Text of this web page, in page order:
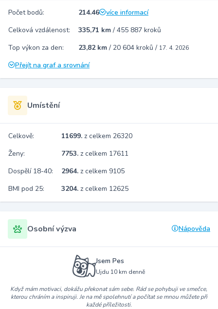
Počet bodů: 214.46
více informací
Celková vzdálenost:
335,71 km / 455 887 kroků
Top výkon za den:
23,82 km / 20 604 kroků / 17. 4. 2026
Přejít na graf a srovnání
Umístění
Celkově: 11699. z celkem 26320
Ženy:
7753. z celkem 17611
Dospělí 18-40:
2964. z celkem 9105
BMI pod 25:
3204. z celkem 12625
Osobní výzva Nápověda
Jsem Pes
Ujdu 10 km denně
Když mám motivaci, dokážu překonat sám sebe. Rád se pohybuji ve smečce,
kterou chráním a inspiruji. Je na mě spolehnutí a počítat se mnou můžete při
každé příležitosti.